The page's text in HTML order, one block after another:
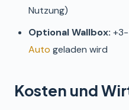
Nutzung)
Optional Wallbox:
Auto geladen wird
Kosten und